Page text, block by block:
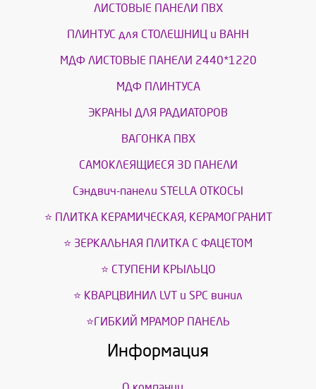
ЛИСТОВЫЕ ПАНЕЛИ ПВХ
ПЛИНТУС для СТОЛЕШНИЦ и ВАНН
МДФ ЛИСТОВЫЕ ПАНЕЛИ 2440*1220
МДФ ПЛИНТУСА
ЭКРАНЫ ДЛЯ РАДИАТОРОВ
ВАГОНКА ПВХ
САМОКЛЕЯЩИЕСЯ 3D ПАНЕЛИ
Сэндвич-панели STELLA ОТКОСЫ
⭐ ПЛИТКА КЕРАМИЧЕСКАЯ, КЕРАМОГРАНИТ
⭐ ЗЕРКАЛЬНАЯ ПЛИТКА С ФАЦЕТОМ
⭐ СТУПЕНИ КРЫЛЬЦО
⭐ КВАРЦВИНИЛ LVT и SPС винил
⭐ГИБКИЙ МРАМОР ПАНЕЛЬ
Информация